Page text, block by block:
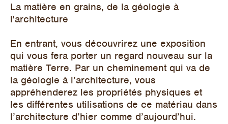
La matière en grains, de la géologie à
l'architecture
En entrant, vous découvrirez une exposition
qui vous fera porter un regard nouveau sur la
matière Terre. Par un cheminement qui va de
la géologie à l’architecture, vous
appréhenderez les propriétés physiques et
les différentes utilisations de ce matériau dans
l’architecture d’hier comme d’aujourd’hui.